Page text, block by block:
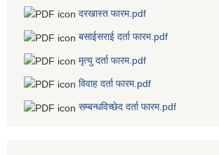
दरखास्त फारम.pdf
बसाईसराई दर्ता फारम.pdf
मृत्यु दर्ता फारम.pdf
विवाह दर्ता फारम.pdf
सम्बन्धविच्छेद दर्ता फारम.pdf